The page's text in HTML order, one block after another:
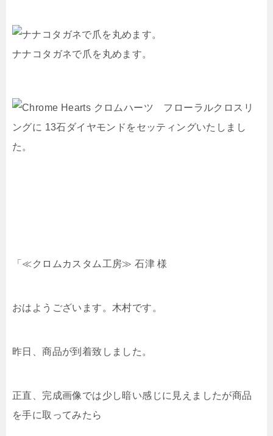
ナナコタガネで爪を丸めます。
「≪クロムカスタム工房≫ 石津 様
おはようございます。木村です。
昨日、商品が到着致しました。
正直、完成画像では少し暗い感じに見えましたが商品
を手に取ってみたら